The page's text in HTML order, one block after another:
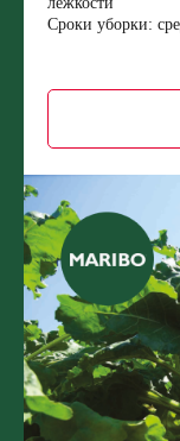
Сроки уборки: